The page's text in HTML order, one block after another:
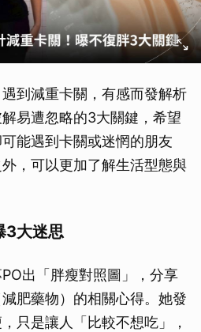
到減重卡關，有感而發解析
易遭忽略的3大關鍵，希望
能遇到卡關或迷惘的朋友
，可以更加了解生活型態與
3大迷思
出「胖瘦對照圖」，分享
肥藥物）的相關心得。她發
只是讓人「比較不想吃」，